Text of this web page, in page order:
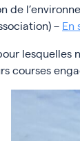
de
– En
pour
courses